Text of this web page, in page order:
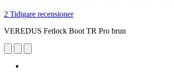
2 Tidigare recensioner
VEREDUS Fetlock Boot TR Pro brun